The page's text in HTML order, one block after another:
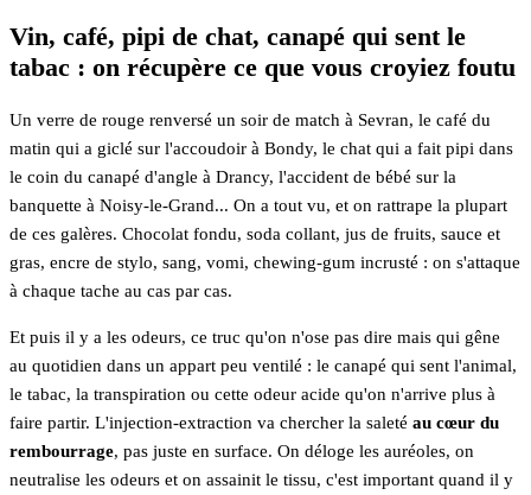
Vin, café, pipi de chat, canapé qui sent le
tabac : on récupère ce que vous croyiez foutu
Un verre de rouge renversé un soir de match à Sevran, le café du
matin qui a giclé sur l'accoudoir à Bondy, le chat qui a fait pipi dans
le coin du canapé d'angle à Drancy, l'accident de bébé sur la
banquette à Noisy-le-Grand... On a tout vu, et on rattrape la plupart
de ces galères. Chocolat fondu, soda collant, jus de fruits, sauce et
gras, encre de stylo, sang, vomi, chewing-gum incrusté : on s'attaque
à chaque tache au cas par cas.
Et puis il y a les odeurs, ce truc qu'on n'ose pas dire mais qui gêne
au quotidien dans un appart peu ventilé : le canapé qui sent l'animal,
le tabac, la transpiration ou cette odeur acide qu'on n'arrive plus à
faire partir. L'injection-extraction va chercher la saleté au cœur du
rembourrage, pas juste en surface. On déloge les auréoles, on
neutralise les odeurs et on assainit le tissu, c'est important quand il y